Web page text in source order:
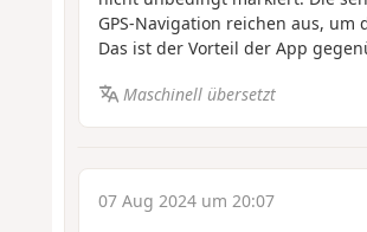
GPS-Navigation reichen aus,
Das ist der Vorteil der App
Maschinell übersetzt
07 Aug 2024 um 20:07